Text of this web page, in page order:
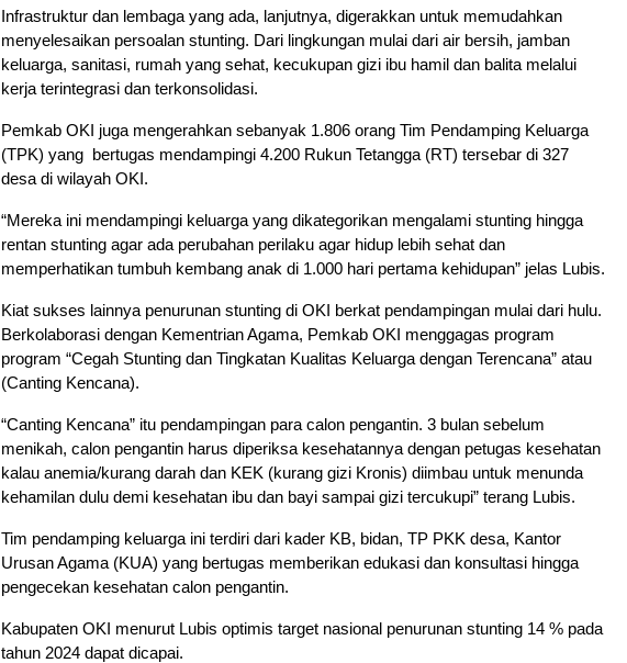
Infrastruktur dan lembaga yang ada, lanjutnya, digerakkan untuk memudahkan
menyelesaikan persoalan stunting. Dari lingkungan mulai dari air bersih, jamban
keluarga, sanitasi, rumah yang sehat, kecukupan gizi ibu hamil dan balita melalui
kerja terintegrasi dan terkonsolidasi.
Pemkab OKI juga mengerahkan sebanyak 1.806 orang Tim Pendamping Keluarga
(TPK) yang bertugas mendampingi 4.200 Rukun Tetangga (RT) tersebar di 327
desa di wilayah OKI.
“Mereka ini mendampingi keluarga yang dikategorikan mengalami stunting hingga
rentan stunting agar ada perubahan perilaku agar hidup lebih sehat dan
memperhatikan tumbuh kembang anak di 1.000 hari pertama kehidupan” jelas Lubis.
Kiat sukses lainnya penurunan stunting di OKI berkat pendampingan mulai dari hulu.
Berkolaborasi dengan Kementrian Agama, Pemkab OKI menggagas program
program “Cegah Stunting dan Tingkatan Kualitas Keluarga dengan Terencana” atau
(Canting Kencana).
“Canting Kencana” itu pendampingan para calon pengantin. 3 bulan sebelum
menikah, calon pengantin harus diperiksa kesehatannya dengan petugas kesehatan
kalau anemia/kurang darah dan KEK (kurang gizi Kronis) diimbau untuk menunda
kehamilan dulu demi kesehatan ibu dan bayi sampai gizi tercukupi” terang Lubis.
Tim pendamping keluarga ini terdiri dari kader KB, bidan, TP PKK desa, Kantor
Urusan Agama (KUA) yang bertugas memberikan edukasi dan konsultasi hingga
pengecekan kesehatan calon pengantin.
Kabupaten OKI menurut Lubis optimis target nasional penurunan stunting 14 % pada
tahun 2024 dapat dicapai.